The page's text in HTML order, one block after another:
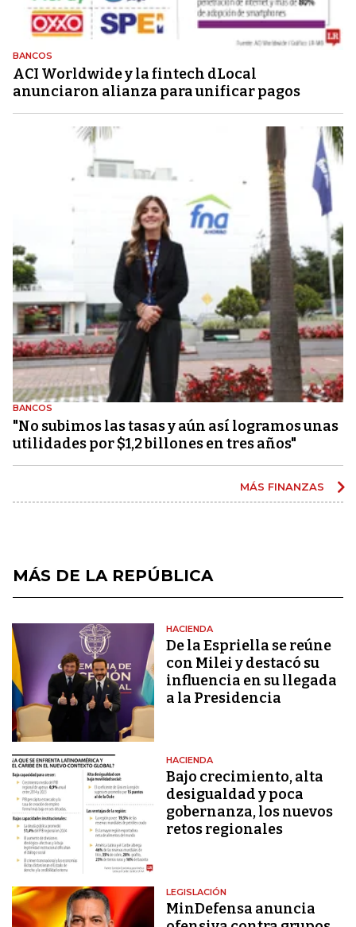
BANCOS
ACI Worldwide y la fintech dLocal
anunciaron alianza para unificar pagos
BANCOS
"No subimos las tasas y aún así logramos unas
utilidades por $1,2 billones en tres años"
MÁS FINANZAS
MÁS DE LA REPÚBLICA
HACIENDA
De la Espriella se reúne
con Milei y destacó su
influencia en su llegada
a la Presidencia
HACIENDA
Bajo crecimiento, alta
desigualdad y poca
gobernanza, los nuevos
retos regionales
LEGISLACIÓN
MinDefensa anuncia